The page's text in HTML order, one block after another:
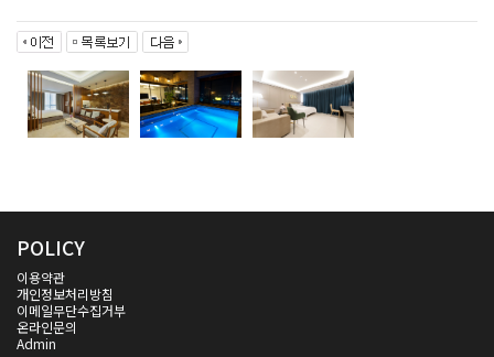
POLICY
이용약관
개인정보처리방침
이메일무단수집거부
온라인문의
Admin